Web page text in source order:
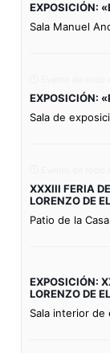
EXPOSICIÓN:
Sala Manuel
EXPOSICIÓN:
Sala de
XXXIII FERIA
LORENZO DE
Patio de la
EXPOSICIÓN:
LORENZO DE
Sala interior de